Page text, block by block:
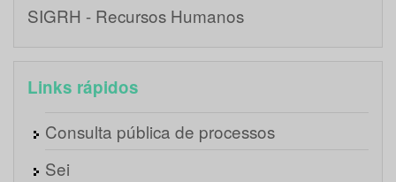
SIGRH - Recursos Humanos
Links rápidos
Consulta pública de processos
Sei